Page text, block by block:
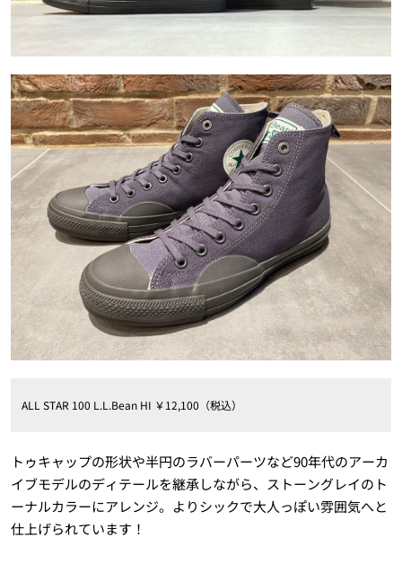
ALL STAR 100 L.L.Bean HI ￥12,100（税込）
トゥキャップの形状や半円のラバーパーツなど90年代のアーカ
イブモデルのディテールを継承しながら、ストーングレイのト
ーナルカラーにアレンジ。よりシックで大人っぽい雰囲気へと
仕上げられています！